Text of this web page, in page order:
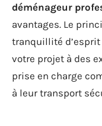
déménageur
avantages. Le
tranquillité
votre projet à des
prise en charge
à leur transport